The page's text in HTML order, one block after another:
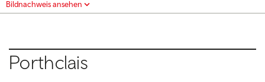
Bildnachweis ansehen
Porthclais